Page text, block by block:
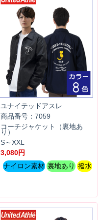
ユナイテッドアスレ
商品番号：7059
コーチジャケット（裏地あ
り）
S～XXL
3,080円
ナイロン素材 裏地あり 撥水